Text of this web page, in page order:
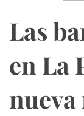
Las
en La